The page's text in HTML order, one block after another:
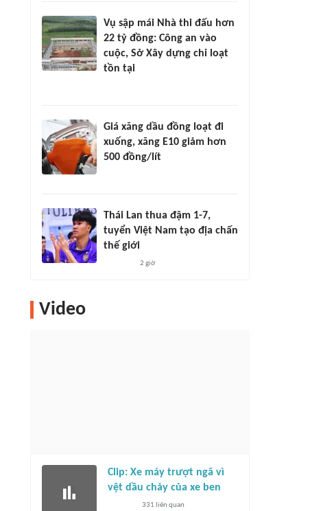
Vụ sập mái Nhà thi đấu hơn
22 tỷ đồng: Công an vào
cuộc, Sở Xây dựng chỉ loạt
tồn tại
Giá xăng dầu đồng loạt đi
xuống, xăng E10 giảm hơn
500 đồng/lít
Thái Lan thua đậm 1-7,
tuyển Việt Nam tạo địa chấn
thế giới
2 giờ
Video
Clip: Xe máy trượt ngã vì
vệt dầu chảy của xe ben
331 liên quan